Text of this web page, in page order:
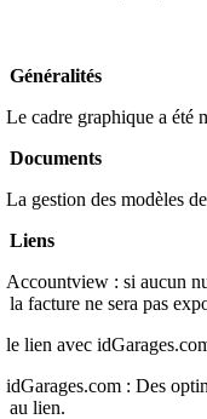
Généralités
Le cadre graphique a été
Documents
La gestion des modèles
Liens
Accountview : si aucun
la facture ne sera pas
le lien avec
idGarages.com : Des
au lien.